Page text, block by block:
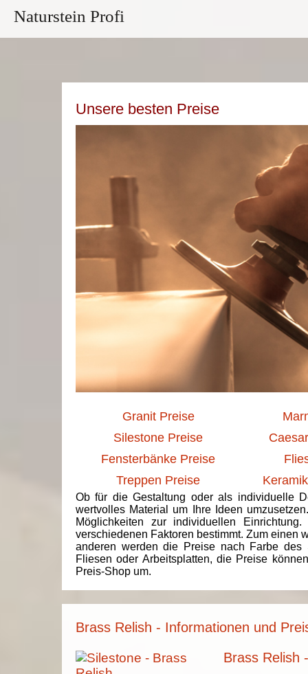
Naturstein Profi
Unsere besten Preise
Granit Preise
Silestone Preise
Fensterbänke Preise
Treppen Preise
Ob für die Gestaltung oder als individuelle
wertvolles Material um Ihre Ideen
Möglichkeiten zur individuellen
verschiedenen Faktoren bestimmt. Zum einen
anderen werden die Preise nach Farbe des
Fliesen oder Arbeitsplatten, die Preise
Preis-Shop um.
Brass Relish - Informationen und
Brass Relish